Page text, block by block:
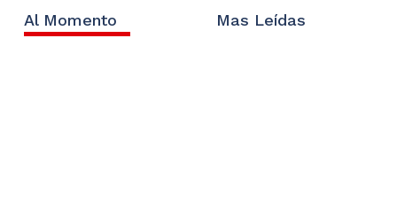
Al Momento Mas Leídas